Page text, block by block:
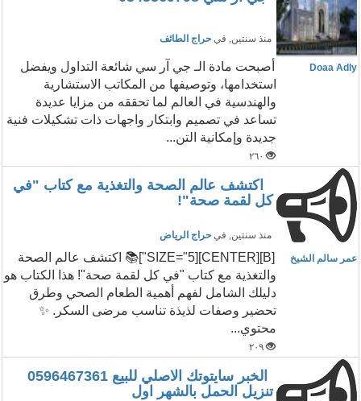
منذ سنتين, في حراج الطائف
Doaa Adly
أصبحت مادة الـ جي آر سي شائعة التداول ويفضل
استخدامها، وتوصيفها من المكاتب الاستشارية
والهندسية في العالم لما تحققه من مزايا عديدة
تساعد في تصميم وابتكار واجهات ذات تشكيلات فنية
جديدة وإمكانية التن...
٢٦٠
اكتشف عالم الصحة والتغذية مع كتاب "في
كل لقمة صحة"!
منذ سنتين, في حراج الرياض
عمر سالم الشيخ
[B][CENTER][SIZE="5"]📚 اكتشف عالم الصحة
والتغذية مع كتاب "في كل لقمة صحة"! هذا الكتاب هو
دليلك الشامل لفهم أهمية الطعام الصحي وطرق
تحضير وصفات لذيذة تناسب مرضى السكر. ✨
محتوي...
٢٠٩
الخبر سايتوتك الاصلي للبيع 0596467361
تنزيل الحمل بالشهر اول